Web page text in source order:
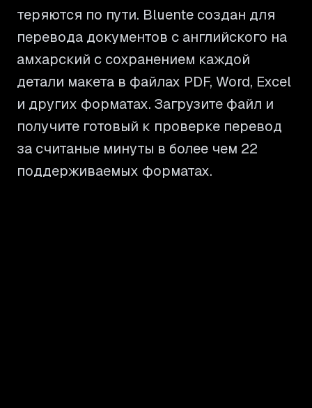
теряются по пути. Bluente создан для
перевода документов с английского на
амхарский с сохранением каждой
детали макета в файлах PDF, Word, Excel
и других форматах. Загрузите файл и
получите готовый к проверке перевод
за считаные минуты в более чем 22
поддерживаемых форматах.